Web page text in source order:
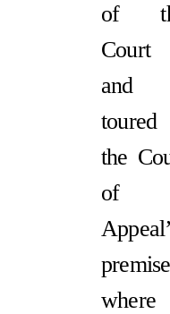
of
Court
and
toured
the
of
where